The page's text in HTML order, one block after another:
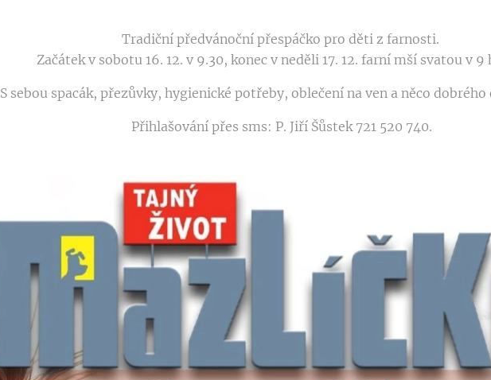
Tradiční předvánoční přespáčko pro děti z farnosti.
Začátek v sobotu 16. 12. v 9.30, konec v neděli 17. 12. farní mší svatou v 9
S sebou spacák, přezůvky, hygienické potřeby, oblečení na ven a něco dobrého
Přihlašování přes sms: P. Jiří Šůstek 721 520 740.